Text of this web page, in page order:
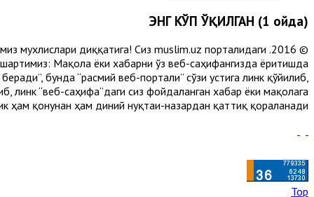
ЭНГ КЎП ЎҚИЛГАН (1 ойда)
мухлислари диққатига! Сиз muslim.uz порталидаги
Мақола ёки хабарни ўз веб-саҳифангизда ёритишда
бунда “расмий веб-портали” сўзи устига линк қўйилиб,
линк “веб-саҳифа”даги сиз фойдаланган хабар ёки мақолага
ҳам қонунан ҳам диний нуқтаи-назардан қаттиқ қораланади.
Top